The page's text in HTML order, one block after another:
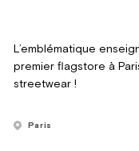
L’emblématique
premier flagstore à
streetwear !
Paris